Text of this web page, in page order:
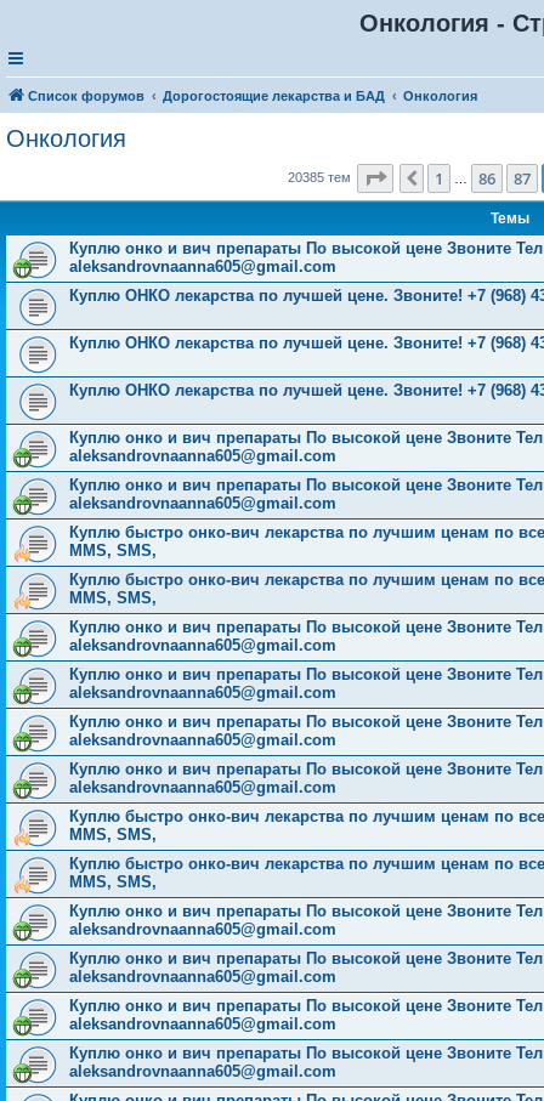
Онкология -
Список форумов Дорогостоящие лекарства и БАД Онкология
Онкология
20385 тем Страница 88из 816
Пред.
1 86 87
Темы
Куплю онко и вич препараты По высокой цене Звоните
aleksandrovnaanna605@gmail.com
Куплю ОНКО лекарства по лучшей цене. Звоните! +7 (968)
Куплю ОНКО лекарства по лучшей цене. Звоните! +7 (968)
Куплю ОНКО лекарства по лучшей цене. Звоните! +7 (968)
Куплю онко и вич препараты По высокой цене Звоните
aleksandrovnaanna605@gmail.com
Куплю онко и вич препараты По высокой цене Звоните
aleksandrovnaanna605@gmail.com
Куплю быстро онко-вич лекарства по лучшим ценам по
MMS, SMS,
Куплю быстро онко-вич лекарства по лучшим ценам по
MMS, SMS,
Куплю онко и вич препараты По высокой цене Звоните
aleksandrovnaanna605@gmail.com
Куплю онко и вич препараты По высокой цене Звоните
aleksandrovnaanna605@gmail.com
Куплю онко и вич препараты По высокой цене Звоните
aleksandrovnaanna605@gmail.com
Куплю онко и вич препараты По высокой цене Звоните
aleksandrovnaanna605@gmail.com
Куплю быстро онко-вич лекарства по лучшим ценам по
MMS, SMS,
Куплю быстро онко-вич лекарства по лучшим ценам по
MMS, SMS,
Куплю онко и вич препараты По высокой цене Звоните
aleksandrovnaanna605@gmail.com
Куплю онко и вич препараты По высокой цене Звоните
aleksandrovnaanna605@gmail.com
Куплю онко и вич препараты По высокой цене Звоните
aleksandrovnaanna605@gmail.com
Куплю онко и вич препараты По высокой цене Звоните
aleksandrovnaanna605@gmail.com